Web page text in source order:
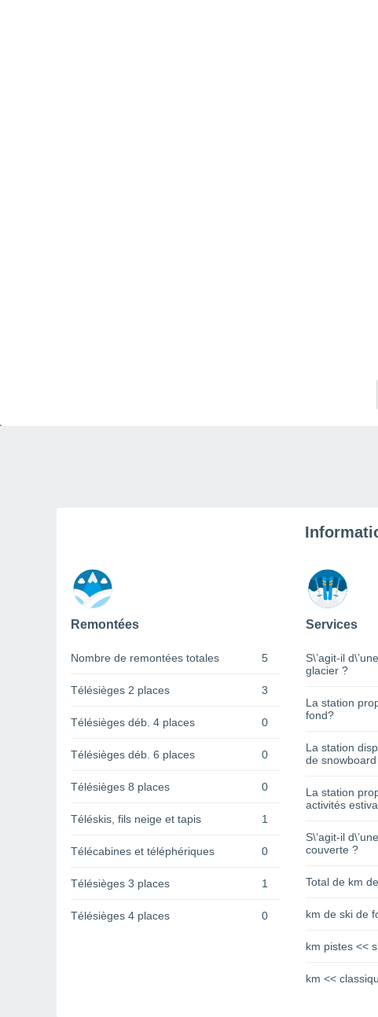
Remontées
Nombre de remontées totales 5
Télésièges 2 places 3
Télésièges déb. 4 places 0
Télésièges déb. 6 places 0
Télésièges 8 places 0
Téléskis, fils neige et tapis 1
Télécabines et téléphériques 0
Télésièges 3 places 1
Télésièges 4 places 0
Services
S\’agit-il
glacier ?
La station
fond?
La station
de
La station
activités
S\’agit-il
couverte ?
Total de km
km de ski de
km pistes <<
km <<